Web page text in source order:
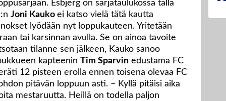
Esbjerg on sarjataulukossa tällä
Joni Kauko ei katso vielä tätä kautta
lyödään nyt loppukauteen. Yritetään
tai karsinnan avulla. Se on ainoa tavoite
tilanne sen jälkeen, Kauko sanoo
kapteenin Tim Sparvin edustama FC
12 pisteen erolla ennen toisena olevaa FC
pitävän loppuun asti. – Kyllä pitäisi aika
mestaruutta. Heillä on todella paljon